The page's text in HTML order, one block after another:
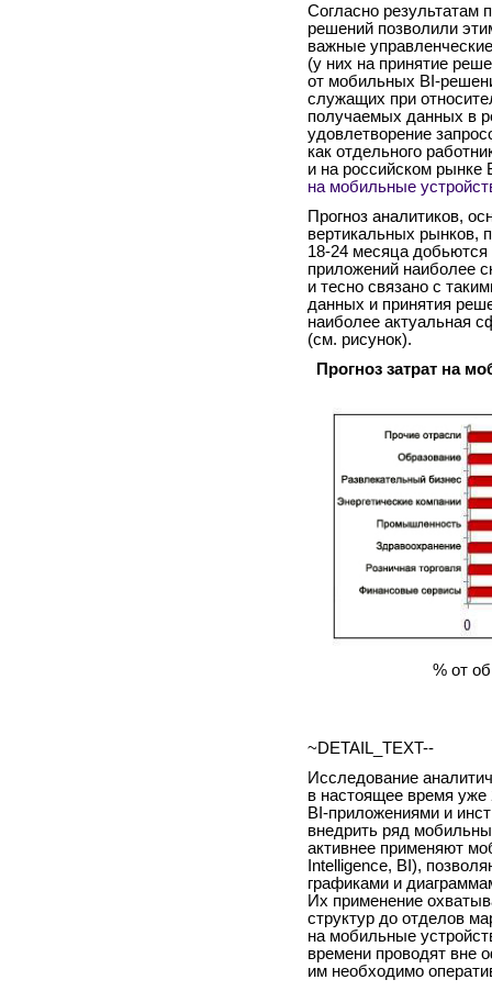
Согласно результатам
решений позволили
важные
(у них на принятие
от мобильных BI-
служащих при
получаемых данных в
удовлетворение
как отдельного
и на российском рынке
на мобильные
Прогноз аналитиков,
вертикальных рынков,
18-24 месяца добьются
приложений наиболее
и тесно связано с
данных и принятия
наиболее актуальная
(см. рисунок).
Прогноз затрат на
% от
~DETAIL_TEXT--
Исследование
в настоящее время уже
BI-приложениями и
внедрить ряд
активнее применяют
Intelligence, BI),
графиками и
Их применение
структур до отделов
на мобильные
времени проводят вне
им необходимо